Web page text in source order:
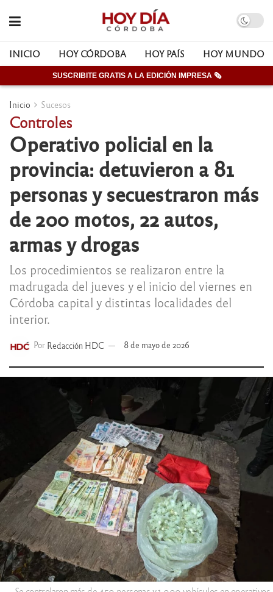
INICIO HOY CÓRDOBA HOY PAÍS HOY MUNDO
SUSCRIBITE GRATIS A LA EDICIÓN IMPRESA 🗞
Inicio Sucesos
Controles
Operativo policial en la
provincia: detuvieron a 81
personas y secuestraron más
de 200 motos, 22 autos,
armas y drogas
Los procedimientos se realizaron entre la
madrugada del jueves y el inicio del viernes en
Córdoba capital y distintas localidades del
interior.
Por Redacción HDC 8 de mayo de 2026